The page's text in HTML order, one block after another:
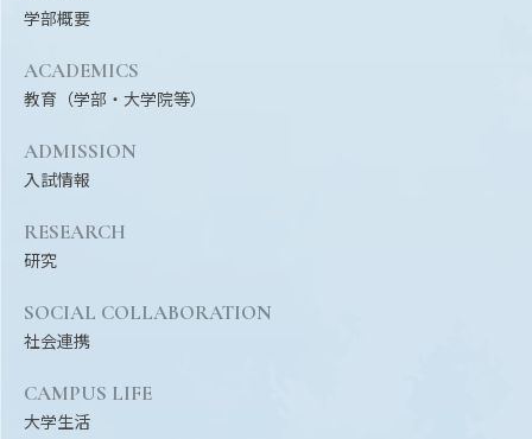
学部概要
ACADEMICS
教育（学部・大学院等）
ADMISSION
入試情報
RESEARCH
研究
SOCIAL COLLABORATION
社会連携
CAMPUS LIFE
大学生活